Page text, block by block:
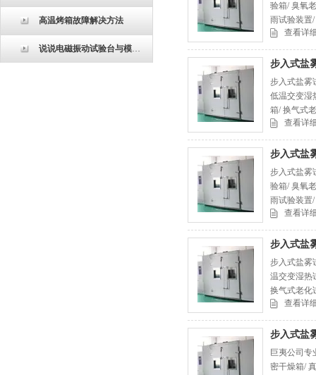
高温烤箱故障解决方法
说说电磁振动试验台与模拟运输振动台的不同之处
验箱/ 臭氧
雨试验装置
查看详
步入式盐
步入式盐雾
低温交变湿
箱/ 换气式
查看详
步入式盐
步入式盐雾
验箱/ 臭氧
雨试验装置
查看详
步入式盐
步入式盐雾
温交变湿热
换气式老化
查看详
步入式盐
巨夷公司专
密干燥箱/